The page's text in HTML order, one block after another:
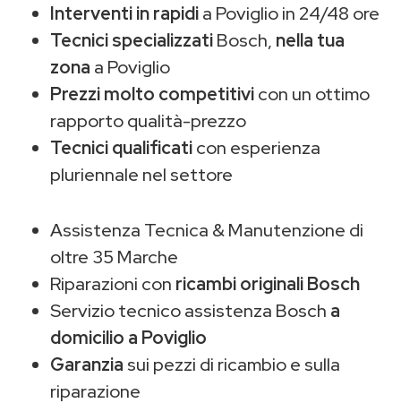
Interventi in rapidia Poviglio in 24/48 ore
Tecnici specializzatiBosch, nella tua
zona a Poviglio
Prezzi molto competitivicon un ottimo
rapporto qualità-prezzo
Tecnici qualificaticon esperienza
pluriennale nel settore
Assistenza Tecnica & Manutenzione di
oltre 35 Marche
Riparazioni con ricambi originali Bosch
Servizio tecnico assistenza Bosch a
domicilio a Poviglio
Garanzia sui pezzi di ricambio e sulla
riparazione